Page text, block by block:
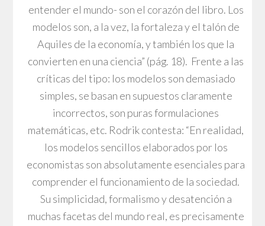
entender el mundo- son el corazón del libro. Los
modelos son, a la vez, la fortaleza y el talón de
Aquiles de la economía, y también los que la
convierten en una ciencia” (pág. 18). Frente a las
críticas del tipo: los modelos son demasiado
simples, se basan en supuestos claramente
incorrectos, son puras formulaciones
matemáticas, etc. Rodrik contesta: “En realidad,
los modelos sencillos elaborados por los
economistas son absolutamente esenciales para
comprender el funcionamiento de la sociedad.
Su simplicidad, formalismo y desatención a
muchas facetas del mundo real, es precisamente